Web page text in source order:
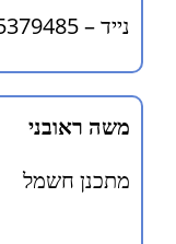
נייד – 0505379485
משה ראובני
מתכנן חשמל